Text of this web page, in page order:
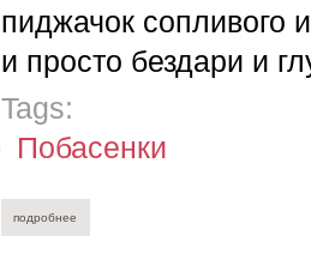
пиджачок сопливого
и просто бездари и
Tags:
Побасенки
подробнее